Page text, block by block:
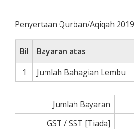
Penyertaan Qurban/Aqiqah 2019
Bil Bayaran atas
1
Jumlah Bahagian Lembu
Jumlah Bayaran
GST / SST [Tiada]